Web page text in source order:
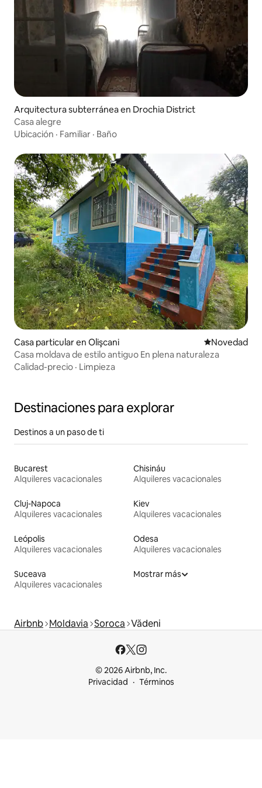
Arquitectura subterránea en Drochia District
Casa alegre
Ubicación · Familiar · Baño
Casa particular en Olişcani Lugar para
Novedad
Casa moldava de estilo antiguo En plena naturaleza
Calidad-precio · Limpieza
Destinaciones para explorar
Destinos a un paso de ti
Bucarest
Alquileres vacacionales
Chisináu
Alquileres vacacionales
Cluj-Napoca
Alquileres vacacionales
Kiev
Alquileres vacacionales
Leópolis
Alquileres vacacionales
Odesa
Alquileres vacacionales
Suceava
Alquileres vacacionales
Mostrar más
Airbnb Moldavia Soroca Vădeni
© 2026 Airbnb, Inc.
Privacidad
Términos